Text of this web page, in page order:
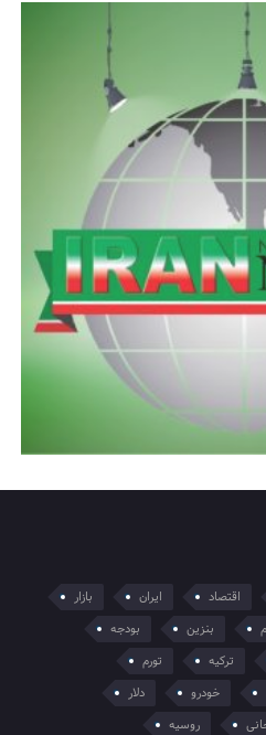
اقتصاد ایران
بازار
بنزین
بودجه
ترکیه
تورم
خودرو
دلار
روسیه